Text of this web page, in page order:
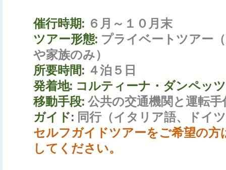
催行時期: ６月～１０月末
ツアー形態: プライベートツアー
や家族のみ）
所要時間: ４泊５日
発着地: コルティーナ・ダンペッ
移動手段: 公共の交通機関と運転
ガイド: 同行（イタリア語、ドイ
セルフガイドツアーをご希望の
してください。